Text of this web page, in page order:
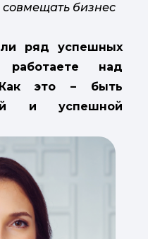
бизнес
ряд успешных
работаете над
Как это– быть
и успешной